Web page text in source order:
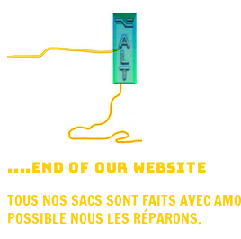
....END OF OUR WEBSITE
TOUS NOS SACS SONT FAITS AVEC
POSSIBLE NOUS LES RÉPARONS.